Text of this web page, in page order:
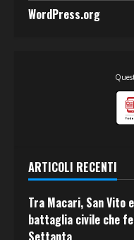
WordPress.org
ARTICOLI RECENTI
Tra Macari, San Vito
battaglia civile che
Settanta